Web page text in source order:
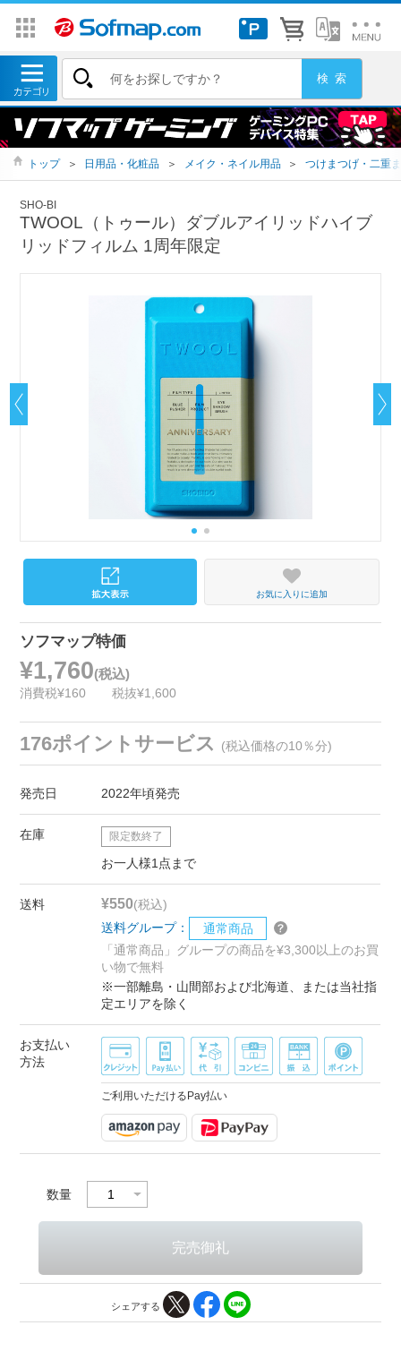
トップ ＞ 日用品・化粧品 ＞ メイク・ネイル用品 ＞ つけまつげ・二重
SHO-BI
TWOOL（トゥール）ダブルアイリッドハイブ
リッドフィルム 1周年限定
お気に入りに追加
ソフマップ特価
¥1,760(税込)
消費税¥160 税抜¥1,600
176ポイントサービス (税込価格の10％分)
発売日 2022年頃発売
在庫 限定数終了
お一人様1点まで
送料 ¥550(税込)
送料グループ：
通常商品
「通常商品」グループの商品を¥3,300以上のお買
い物で無料
※一部離島・山間部および北海道、または当社指
定エリアを除く
お支払い
方法
ご利用いただけるPay払い
数量
シェアする